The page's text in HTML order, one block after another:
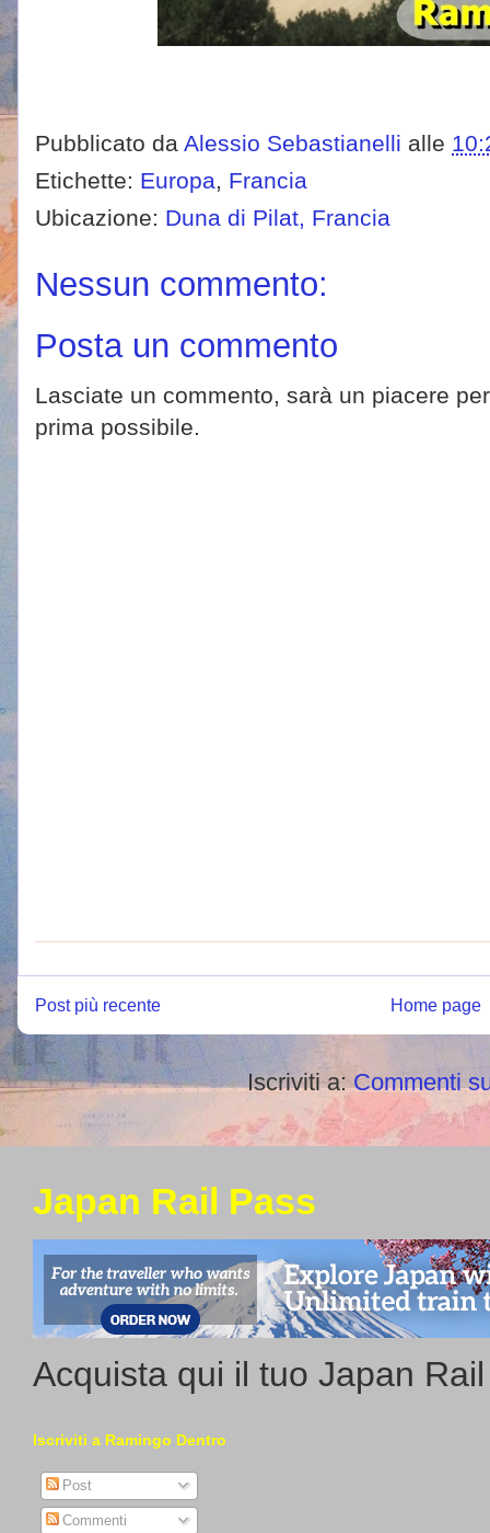
Pubblicato da Alessio Sebastianelli alle
Etichette: Europa, Francia
Ubicazione: Duna di Pilat, Francia
Nessun commento:
Posta un commento
Lasciate un commento, sarà un piacere
prima possibile.
Post più recente Home page
Iscriviti a:Commenti
Japan Rail Pass
Acquista qui il tuo Japan
Iscriviti a Ramingo Dentro
Post
Commenti